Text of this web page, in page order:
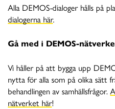
Alla DEMOS-dialoger hålls på
dialogerna här.
Gå med i DEMOS-
Vi håller på att bygga upp
nytta för alla som på olika sätt
behandlingen av samhällsfrågor.
nätverket här!